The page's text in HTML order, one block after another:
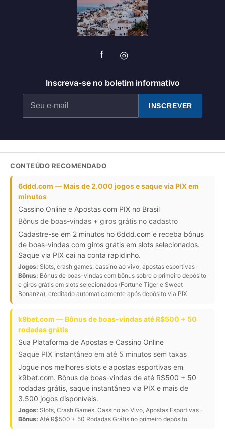
f ◎
Inscreva-se no boletim informativo
INSCREVER
CONTEÚDO RECOMENDADO
6ddd.com — Mais de 2.000 jogos e saque via PIX em
minutos
Cassino Online e Apostas com PIX no Brasil
Bônus de boas-vindas + giros grátis no cadastro
Cadastre-se em 2 minutos no 6ddd.com e receba bônus
de boas-vindas com giros grátis em slots selecionados.
Saque via PIX cai na conta rapidinho.
Jogos: Slots, crash games, cassino ao vivo, apostas esportivas ·
Bônus: Bônus de boas-vindas com bônus sobre o primeiro depósito
e giros grátis em slots selecionados (Fortune Tiger e Sweet
Bonanza), creditado automaticamente após depósito via PIX
k9bet.com — Bônus de boas-vindas até R$500 + 50
rodadas grátis
Sua Plataforma de Apostas e Cassino Online
Saque PIX instantâneo em até 5 minutos sem taxas
Jogue nos melhores slots e apostas esportivas em
k9bet.com. Bônus de boas-vindas de até R$500 + 50
rodadas grátis, saque instantâneo via PIX e mais de
3.500 jogos disponíveis.
Jogos: Slots, Crash Games, Cassino ao Vivo, Apostas Esportivas ·
Bônus: Até R$500 + 50 Rodadas Grátis no primeiro depósito